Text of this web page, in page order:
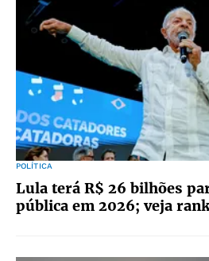
POLÍTICA
Lula terá R$ 26 bilhões
pública em 2026; veja